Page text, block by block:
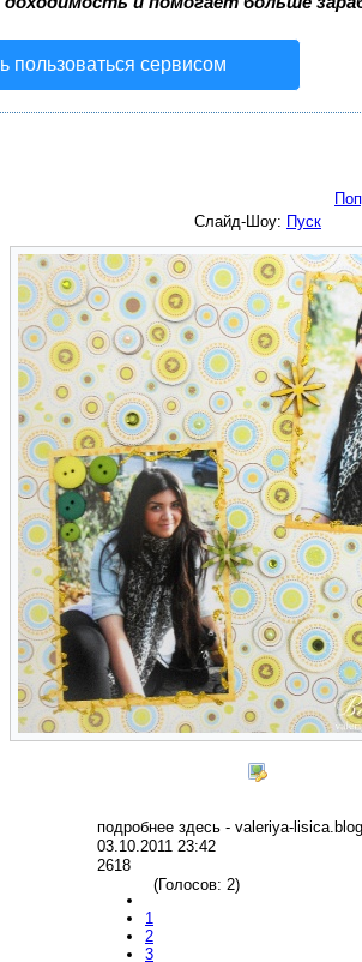
пользоваться сервисом
Слайд-Шоу: Пуск
подробнее здесь - valeriya-
03.10.2011 23:42
2618
1
2
3
(Голосов: 2)